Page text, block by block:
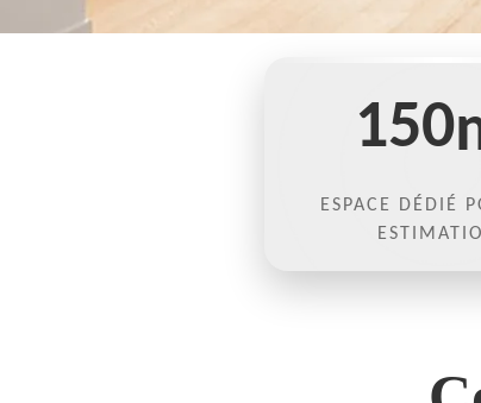
150
ESPACE DÉDIÉ